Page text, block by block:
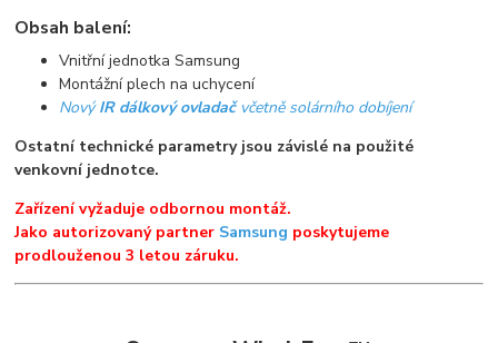
Obsah balení:
Vnitřní jednotka Samsung
Montážní plech na uchycení
NovýIR dálkový ovladačvčetně solárního dobíjení
Ostatní technické parametry jsou závislé na použité
venkovní jednotce.
Zařízení vyžaduje odbornou montáž.
Jako autorizovaný partner Samsung poskytujeme
prodlouženou 3 letou záruku.